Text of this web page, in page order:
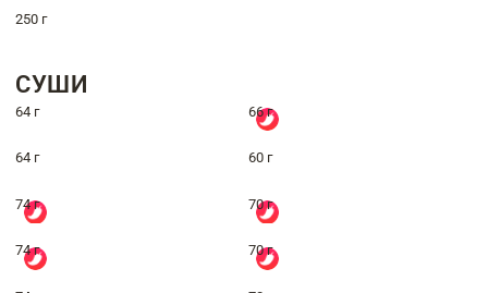
250 г
СУШИ
64 г 66 г
64 г 60 г
74 г 70 г
74 г 70 г